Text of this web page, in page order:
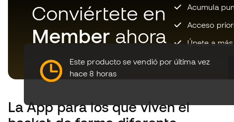
Este producto se vendió por última vez
hace 8 horas
Conviértete en
Member ahora
Acumula
Acceso
Únete a
La Apppara los que viven el